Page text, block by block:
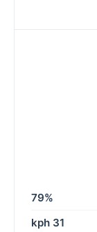
79%
31 kph